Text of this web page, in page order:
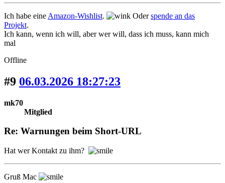
Ich habe eine Amazon-Wishlist. Oderspende an das
Projekt.
Ich kann, wenn ich will, aber wer will, dass ich muss, kann mich
mal
Offline
#9 06.03.2026 18:27:23
mk70
Mitglied
Re: Warnungen beim Short-URL
Hat wer Kontakt zu ihm?
Gruß Mac